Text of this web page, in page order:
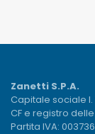
Zanetti S.P.A.
Capitale sociale I.
CF e registro
Partita IVA: